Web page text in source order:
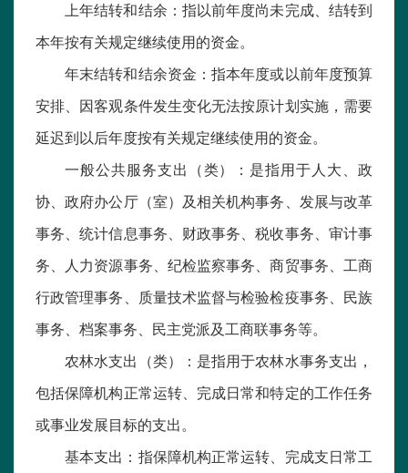
上年结转和结余：指以前年度尚未完成、结转到
本年按有关规定继续使用的资金。
年末结转和结余资金：指本年度或以前年度预算
安排、因客观条件发生变化无法按原计划实施，需要
延迟到以后年度按有关规定继续使用的资金。
一般公共服务支出（类）：是指用于人大、政
协、政府办公厅（室）及相关机构事务、发展与改革
事务、统计信息事务、财政事务、税收事务、审计事
务、人力资源事务、纪检监察事务、商贸事务、工商
行政管理事务、质量技术监督与检验检疫事务、民族
事务、档案事务、民主党派及工商联事务等。
农林水支出（类）：是指用于农林水事务支出，
包括保障机构正常运转、完成日常和特定的工作任务
或事业发展目标的支出。
基本支出：指保障机构正常运转、完成支日常工